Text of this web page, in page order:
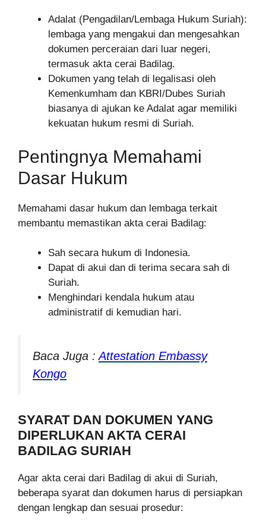
Adalat (Pengadilan/Lembaga Hukum Suriah):
lembaga yang mengakui dan mengesahkan
dokumen perceraian dari luar negeri,
termasuk akta cerai Badilag.
Dokumen yang telah di legalisasi oleh
Kemenkumham dan KBRI/Dubes Suriah
biasanya di ajukan ke Adalat agar memiliki
kekuatan hukum resmi di Suriah.
Pentingnya Memahami
Dasar Hukum
Memahami dasar hukum dan lembaga terkait
membantu memastikan akta cerai Badilag:
Sah secara hukum di Indonesia.
Dapat di akui dan di terima secara sah di
Suriah.
Menghindari kendala hukum atau
administratif di kemudian hari.
Baca Juga :Attestation Embassy
Kongo
SYARAT DAN DOKUMEN YANG
DIPERLUKAN AKTA CERAI
BADILAG SURIAH
Agar akta cerai dari Badilag di akui di Suriah,
beberapa syarat dan dokumen harus di persiapkan
dengan lengkap dan sesuai prosedur: